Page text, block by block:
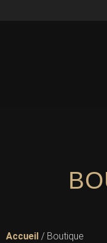
Accueil / Boutique